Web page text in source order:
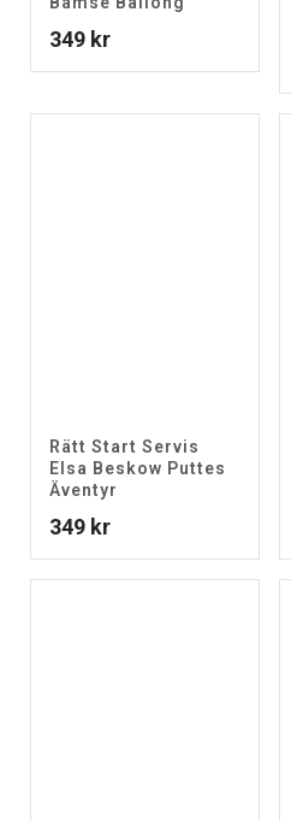
349 kr
Rätt Start Servis
Elsa Beskow Puttes
Äventyr
349 kr